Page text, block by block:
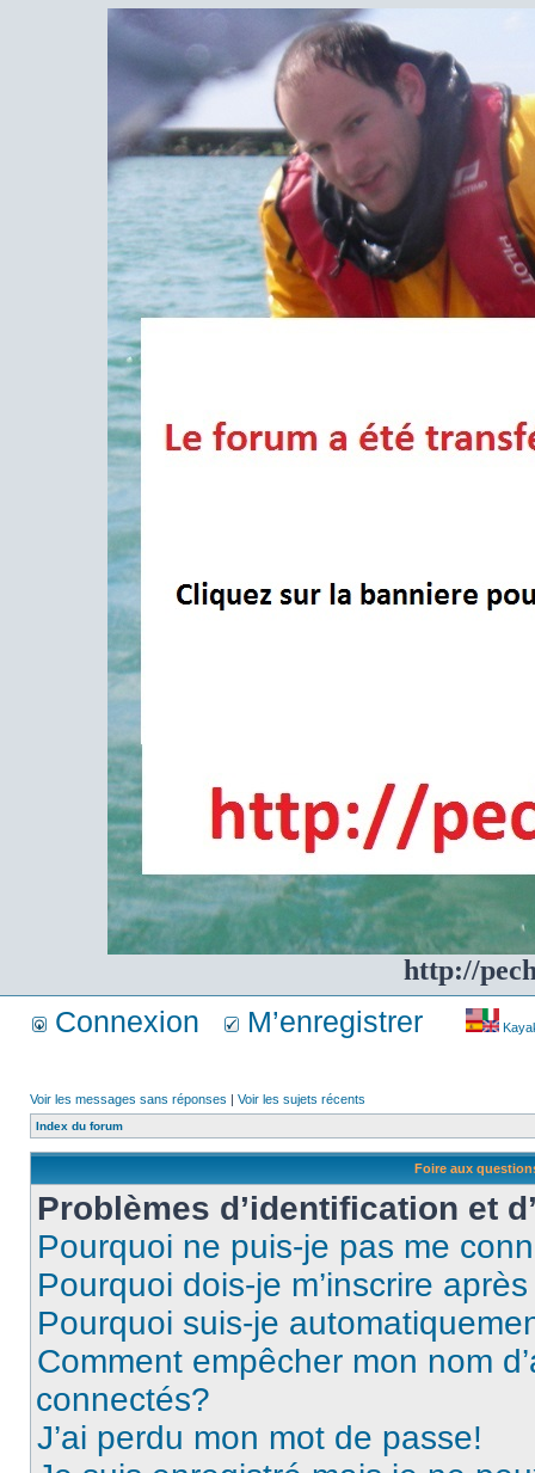
http://
Connexion M’enregistrer
Voir les messages sans réponses | Voir les sujets récents
Index du forum
Foire aux
Problèmes d’identification et
Pourquoi ne puis-je pas me
Pourquoi dois-je m’inscrire
Pourquoi suis-je
Comment empêcher mon nom
connectés?
J’ai perdu mon mot de passe!